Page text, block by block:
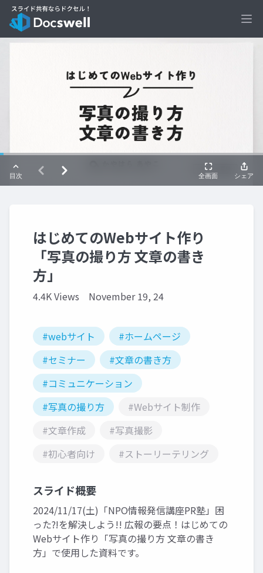
はじめてのWebサイト作り
「写真の撮り方 文章の書き
方」
4.4K Views November 19, 24
#webサイト
#ホームページ
#セミナー
#文章の書き方
#コミュニケーション
#写真の撮り方
#Webサイト制作
#文章作成
#写真撮影
#初心者向け
#ストーリーテリング
スライド概要
2024/11/17(土)「NPO情報発信講座PR塾」困
った⁈を解決しよう!! 広報の要点！はじめての
Webサイト作り「写真の撮り方 文章の書き
方」で使用した資料です。